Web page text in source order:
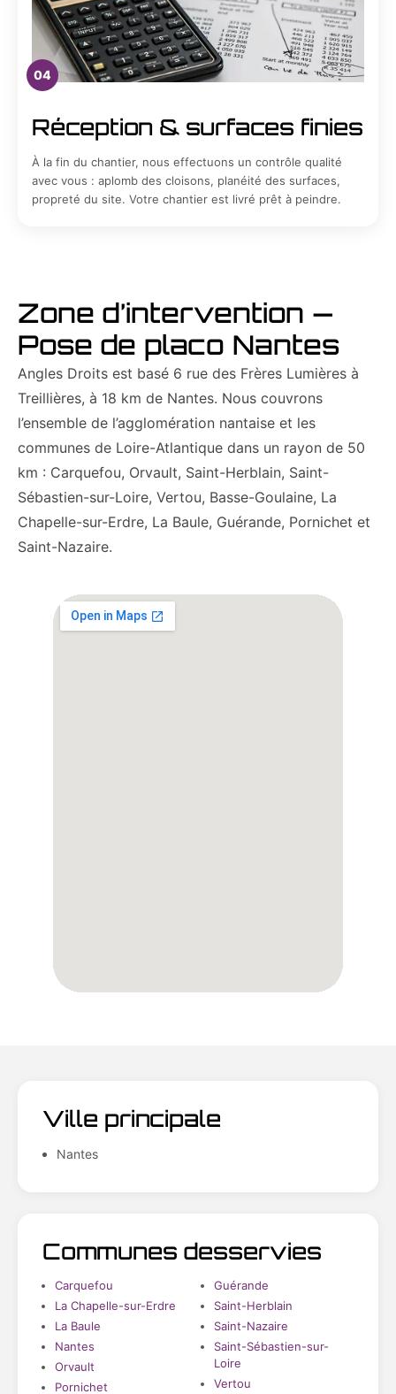
04
Réception & surfaces finies
À la fin du chantier, nous effectuons un contrôle qualité
avec vous : aplomb des cloisons, planéité des surfaces,
propreté du site. Votre chantier est livré prêt à peindre.
Zone d’intervention —
Pose de placo Nantes
Angles Droits est basé 6 rue des Frères Lumières à
Treillières, à 18 km de Nantes. Nous couvrons
l’ensemble de l’agglomération nantaise et les
communes de Loire-Atlantique dans un rayon de 50
km : Carquefou, Orvault, Saint-Herblain, Saint-
Sébastien-sur-Loire, Vertou, Basse-Goulaine, La
Chapelle-sur-Erdre, La Baule, Guérande, Pornichet et
Saint-Nazaire.
Ville principale
Nantes
Communes desservies
Carquefou
La Chapelle-sur-Erdre
La Baule
Nantes
Orvault
Pornichet
Guérande
Saint-Herblain
Saint-Nazaire
Saint-Sébastien-sur-
Loire
Vertou